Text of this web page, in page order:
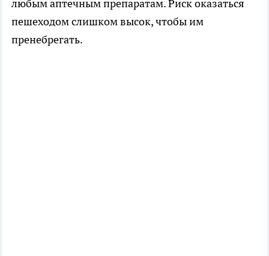
любым аптечным препаратам. Риск оказаться
пешеходом слишком высок, чтобы им
пренебрегать.